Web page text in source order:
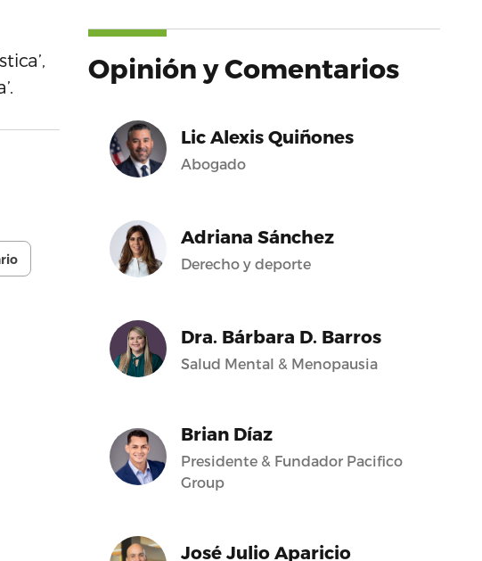
Opinión y Comentarios
Lic Alexis Quiñones
Abogado
Adriana Sánchez
Derecho y deporte
Dra. Bárbara D. Barros
Salud Mental & Menopausia
Brian Díaz
Presidente & Fundador Pacifico
Group
José Julio Aparicio